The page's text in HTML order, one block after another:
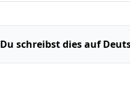
Du schreibst dies auf